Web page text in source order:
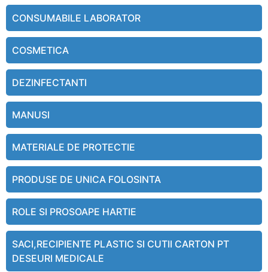
CONSUMABILE LABORATOR
COSMETICA
DEZINFECTANTI
MANUSI
MATERIALE DE PROTECTIE
PRODUSE DE UNICA FOLOSINTA
ROLE SI PROSOAPE HARTIE
SACI,RECIPIENTE PLASTIC SI CUTII CARTON PT
DESEURI MEDICALE